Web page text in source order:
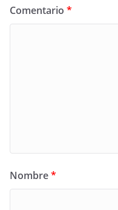
Comentario *
Nombre*